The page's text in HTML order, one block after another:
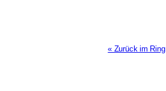
« Zurück im Ring